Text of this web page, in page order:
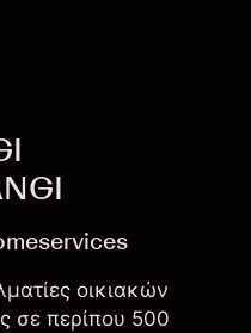
οικιακών
σε περίπου 500